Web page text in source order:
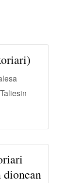
Taliesin
dionean